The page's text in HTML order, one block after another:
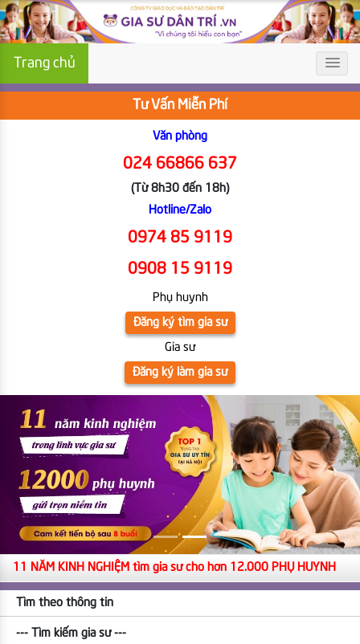
Trang chủ
Tư Vấn Miễn Phí
Văn phòng
024 66866 637
(Từ 8h30 đến 18h)
Hotline/Zalo
0974 85 9119
0908 15 9119
Phụ huynh
Đăng ký tìm gia sư
Gia sư
Đăng ký làm gia sư
11 NĂM KINH NGHIỆM tìm gia sư cho hơn 12.000 PHỤ HUYNH
Tìm theo thông tin
--- Tìm kiếm gia sư ---